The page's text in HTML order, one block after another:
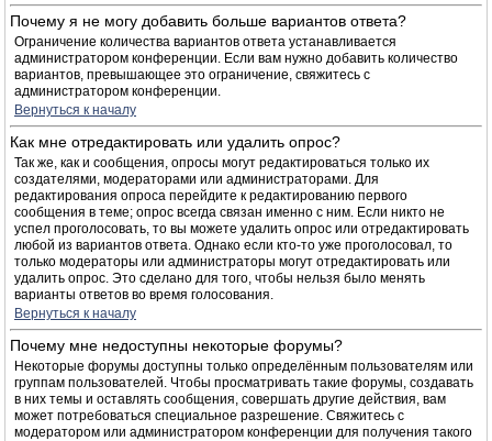
Почему я не могу добавить больше вариантов ответа?
Ограничение количества вариантов ответа устанавливается
администратором конференции. Если вам нужно добавить количество
вариантов, превышающее это ограничение, свяжитесь с
администратором конференции.
Вернуться к началу
Как мне отредактировать или удалить опрос?
Так же, как и сообщения, опросы могут редактироваться только их
создателями, модераторами или администраторами. Для
редактирования опроса перейдите к редактированию первого
сообщения в теме; опрос всегда связан именно с ним. Если никто не
успел проголосовать, то вы можете удалить опрос или отредактировать
любой из вариантов ответа. Однако если кто-то уже проголосовал, то
только модераторы или администраторы могут отредактировать или
удалить опрос. Это сделано для того, чтобы нельзя было менять
варианты ответов во время голосования.
Вернуться к началу
Почему мне недоступны некоторые форумы?
Некоторые форумы доступны только определённым пользователям или
группам пользователей. Чтобы просматривать такие форумы, создавать
в них темы и оставлять сообщения, совершать другие действия, вам
может потребоваться специальное разрешение. Свяжитесь с
модератором или администратором конференции для получения такого